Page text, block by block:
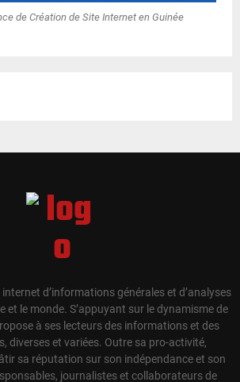
de Création de Site Internet en Guinée
d’informations générales et d’analyses
et le monde. S’appuyant sur le dynamisme de
à ses lecteurs des informations et des
diverses et variées. Outre sa pro-activité,
sa réputation sur son indépendance et son
journalistes et collaborateurs de